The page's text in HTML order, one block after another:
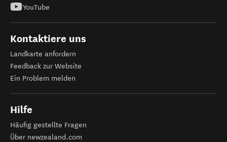
YouTube
Kontaktiere uns
Landkarte anfordern
Feedback zur Website
Ein Problem melden
Hilfe
Häufig gestellte Fragen
Über newzealand.com